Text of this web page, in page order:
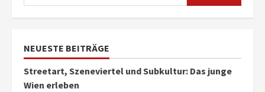
NEUESTE BEITRÄGE
Streetart, Szeneviertel und Subkultur: Das junge
Wien erleben